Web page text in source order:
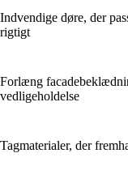
Indvendige døre, der
rigtigt
Forlæng
vedligeholdelse
Tagmaterialer, der